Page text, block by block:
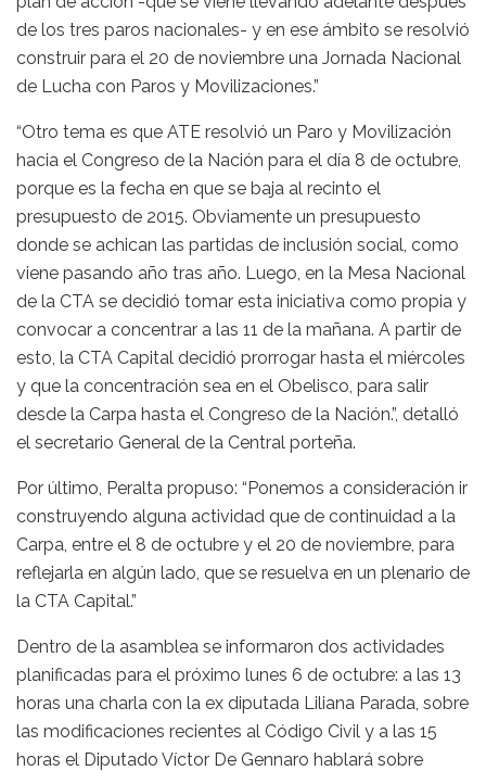
de los tres paros nacionales- y en ese ámbito se resolvió
construir para el 20 de noviembre una Jornada Nacional
de Lucha con Paros y Movilizaciones.”
“Otro tema es que ATE resolvió un Paro y Movilización
hacia el Congreso de la Nación para el día 8 de octubre,
porque es la fecha en que se baja al recinto el
presupuesto de 2015. Obviamente un presupuesto
donde se achican las partidas de inclusión social, como
viene pasando año tras año. Luego, en la Mesa Nacional
de la CTA se decidió tomar esta iniciativa como propia y
convocar a concentrar a las 11 de la mañana. A partir de
esto, la CTA Capital decidió prorrogar hasta el miércoles
y que la concentración sea en el Obelisco, para salir
desde la Carpa hasta el Congreso de la Nación.”, detalló
el secretario General de la Central porteña.
Por último, Peralta propuso: “Ponemos a consideración ir
construyendo alguna actividad que de continuidad a la
Carpa, entre el 8 de octubre y el 20 de noviembre, para
reflejarla en algún lado, que se resuelva en un plenario de
la CTA Capital.”
Dentro de la asamblea se informaron dos actividades
planificadas para el próximo lunes 6 de octubre: a las 13
horas una charla con la ex diputada Liliana Parada, sobre
las modificaciones recientes al Código Civil y a las 15
horas el Diputado Víctor De Gennaro hablará sobre